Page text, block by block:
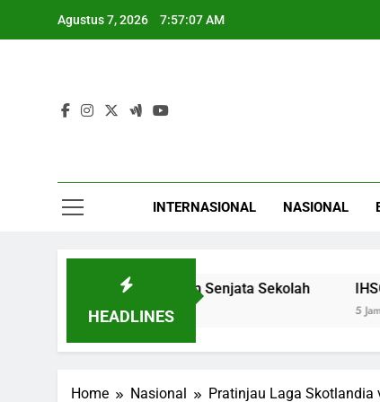
Agustus 7, 2026 7:57:08 AM
INTERNASIONAL NASIONAL
HEADLINES
Usai Penyelidikan Senjata Sekolah IHSG 7
Home Nasional Pratinjau Laga Skotlandia